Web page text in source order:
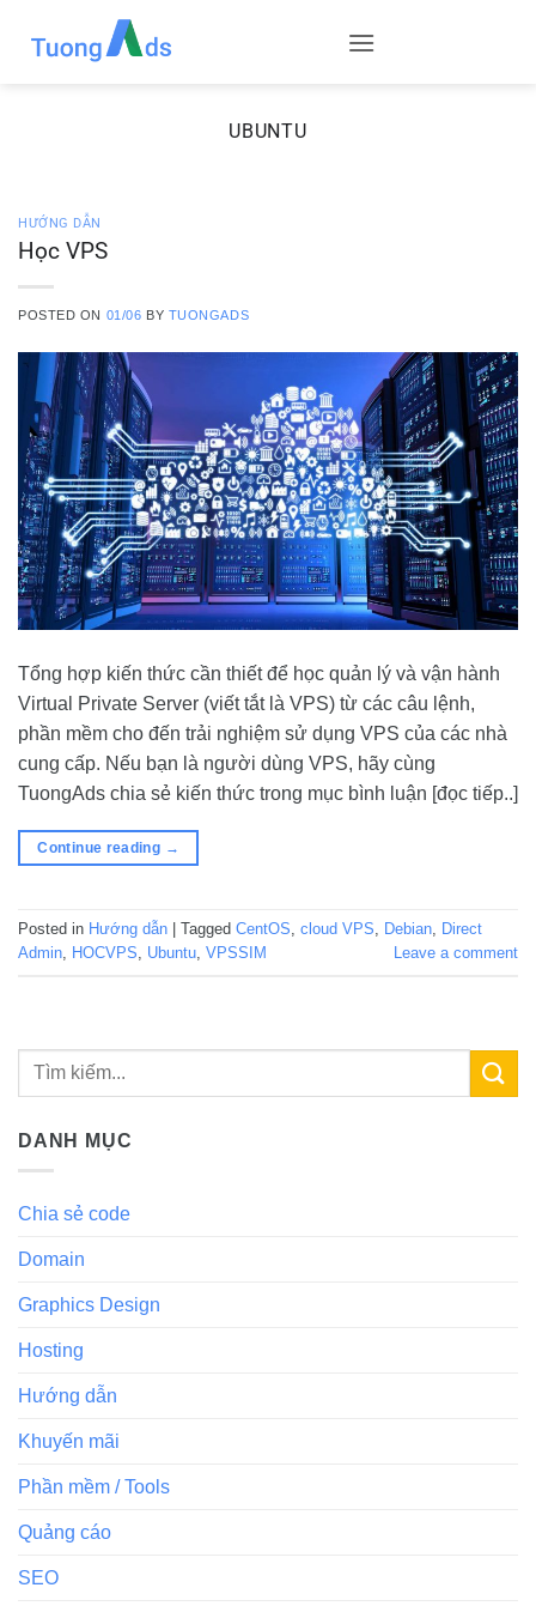
UBUNTU
HƯỚNG DẪN
Học VPS
POSTED ON 01/06 BY TUONGADS
Tổng hợp kiến thức cần thiết để học quản lý và vận hành
Virtual Private Server (viết tắt là VPS) từ các câu lệnh,
phần mềm cho đến trải nghiệm sử dụng VPS của các nhà
cung cấp. Nếu bạn là người dùng VPS, hãy cùng
TuongAds chia sẻ kiến thức trong mục bình luận [đọc tiếp..]
Continue reading →
Posted in Hướng dẫn Tagged CentOS, cloud VPS, Debian, Direct
Admin, HOCVPS, Ubuntu, VPSSIM Leave a comment
DANH MỤC
Chia sẻ code
Domain
Graphics Design
Hosting
Hướng dẫn
Khuyến mãi
Phần mềm / Tools
Quảng cáo
SEO